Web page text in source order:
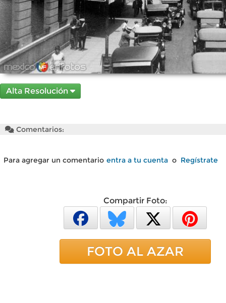
Alta Resolución
Comentarios:
Para agregar un comentario entra a tu cuenta o Regístrate
Compartir Foto:
FOTO AL AZAR